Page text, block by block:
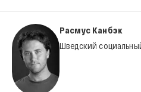
Расмус Канбэк
Шведский